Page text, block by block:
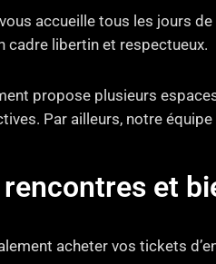
accueille tous les jours
cadre libertin et respectueux.
propose plusieurs
Par ailleurs, notre
et
acheter vos tickets